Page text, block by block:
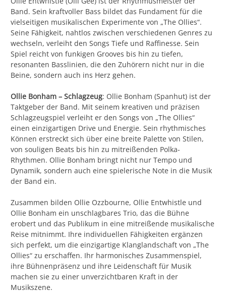
Band. Sein kraftvoller Bass bildet das Fundament für die
vielseitigen musikalischen Experimente von „The Ollies“.
Seine Fähigkeit, nahtlos zwischen verschiedenen Genres zu
wechseln, verleiht den Songs Tiefe und Raffinesse. Sein
Spiel reicht von funkigen Grooves bis hin zu tiefen,
resonanten Basslinien, die den Zuhörern nicht nur in die
Beine, sondern auch ins Herz gehen.
Ollie Bonham – Schlagzeug: Ollie Bonham (Spanhut) ist der
Taktgeber der Band. Mit seinem kreativen und präzisen
Schlagzeugspiel verleiht er den Songs von „The Ollies“
einen einzigartigen Drive und Energie. Sein rhythmisches
Können erstreckt sich über eine breite Palette von Stilen,
von souligen Beats bis hin zu mitreißenden Polka-
Rhythmen. Ollie Bonham bringt nicht nur Tempo und
Dynamik, sondern auch eine spielerische Note in die Musik
der Band ein.
Zusammen bilden Ollie Ozzbourne, Ollie Entwhistle und
Ollie Bonham ein unschlagbares Trio, das die Bühne
erobert und das Publikum in eine mitreißende musikalische
Reise mitnimmt. Ihre individuellen Fähigkeiten ergänzen
sich perfekt, um die einzigartige Klanglandschaft von „The
Ollies“ zu erschaffen. Ihr harmonisches Zusammenspiel,
ihre Bühnenpräsenz und ihre Leidenschaft für Musik
machen sie zu einer unverzichtbaren Kraft in der
Musikszene.